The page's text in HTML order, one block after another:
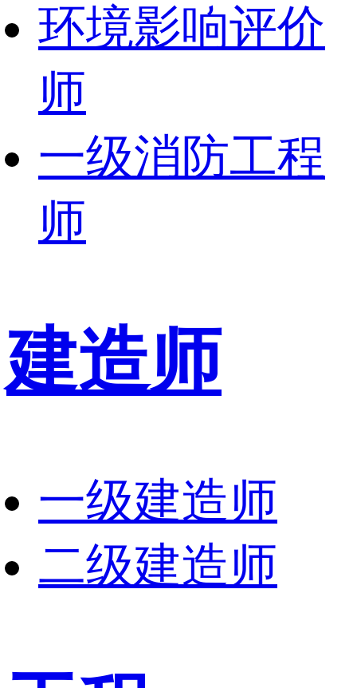
环境影响评价
师
一级消防工程
师
建造师
一级建造师
二级建造师